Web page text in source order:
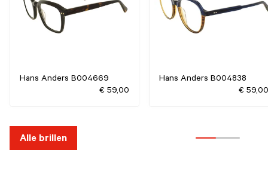
Hans Anders B004669
€ 59,00
Hans Anders B004838
€ 59,00
Alle brillen